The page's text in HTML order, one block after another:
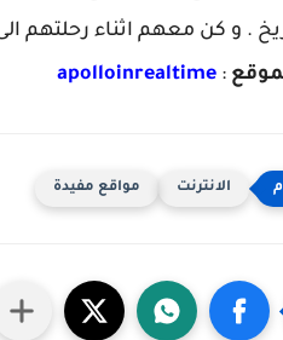
. و كن معهم اثناء رحلتهم
:
apolloinrealtime
الانترنت مواقع مفيدة